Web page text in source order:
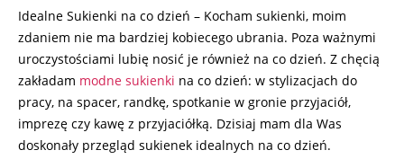
Idealne Sukienki na co dzień – Kocham sukienki, moim
zdaniem nie ma bardziej kobiecego ubrania. Poza ważnymi
uroczystościami lubię nosić je również na co dzień. Z chęcią
zakładam modne sukienki na co dzień: w stylizacjach do
pracy, na spacer, randkę, spotkanie w gronie przyjaciół,
imprezę czy kawę z przyjaciółką. Dzisiaj mam dla Was
doskonały przegląd sukienek idealnych na co dzień.